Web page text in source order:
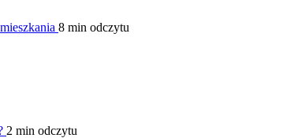
8 min odczytu
2 min odczytu